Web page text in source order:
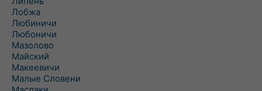
Лобжа
Любиничи
Любоничи
Мазолово
Майский
Макеевичи
Малые Словени